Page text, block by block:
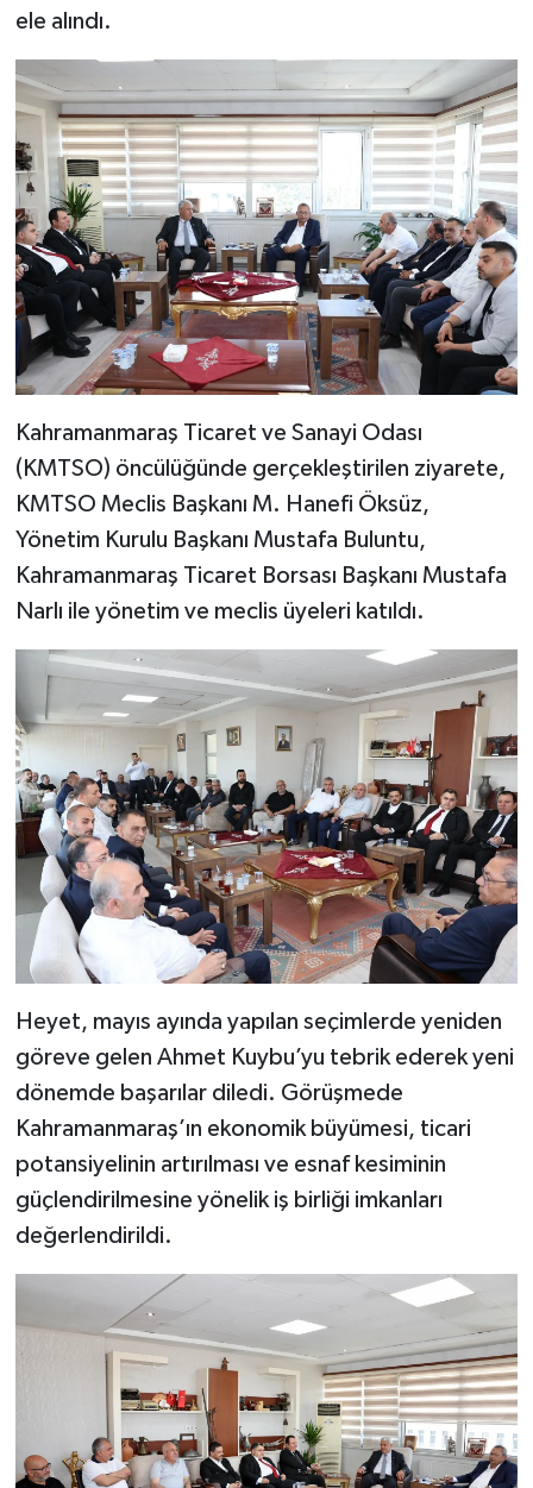
ele alındı.
Kahramanmaraş Ticaret ve Sanayi Odası
(KMTSO) öncülüğünde gerçekleştirilen ziyarete,
KMTSO Meclis Başkanı M. Hanefi Öksüz,
Yönetim Kurulu Başkanı Mustafa Buluntu,
Kahramanmaraş Ticaret Borsası Başkanı Mustafa
Narlı ile yönetim ve meclis üyeleri katıldı.
Heyet, mayıs ayında yapılan seçimlerde yeniden
göreve gelen Ahmet Kuybu’yu tebrik ederek yeni
dönemde başarılar diledi. Görüşmede
Kahramanmaraş’ın ekonomik büyümesi, ticari
potansiyelinin artırılması ve esnaf kesiminin
güçlendirilmesine yönelik iş birliği imkanları
değerlendirildi.
BİLİMNET
Yemek
SİVİL TOPLUM
SEÇİM 2014
KİM KİMDİR
ÇEK GÖNDER
KİTAP
HEDEF2020
OTOMOBİL
MİZAH
TARİH
Genel
Politika
YEREL
BÖLGEDEN
BİLİM TEKNOLOJİ
ASAYİŞ
SEÇİM 2015
ÇEVRE
BİLİM VE TEKNOLOJİ
YARIŞMALAR
TANITIM
HABERDE İNSAN